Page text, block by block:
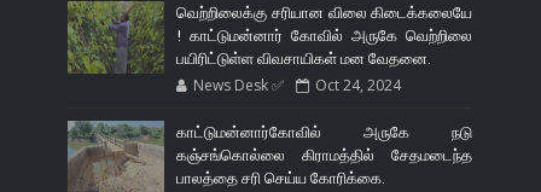
வெற்றிலைக்கு சரியான விலை கிடைக்கலையே
! காட்டுமன்னார் கோவில் அருகே வெற்றிலை
பயிரிட்டுள்ள விவசாயிகள் மன வேதனை.
News Desk ✅ Oct 24, 2024
காட்டுமன்னார்கோவில் அருகே நடு
கஞ்சங்கொல்லை கிராமத்தில் சேதமடைந்த
பாலத்தை சரி செய்ய கோரிக்கை.